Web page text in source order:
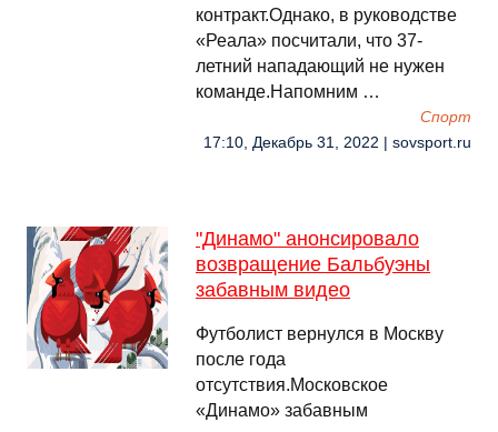
контракт.Однако, в руководстве
«Реала» посчитали, что 37-
летний нападающий не нужен
команде.Напомним …
Спорт
17:10, Декабрь 31, 2022 | sovsport.ru
"Динамо" анонсировало
возвращение Бальбуэны
забавным видео
Футболист вернулся в Москву
после года
отсутствия.Московское
«Динамо» забавным